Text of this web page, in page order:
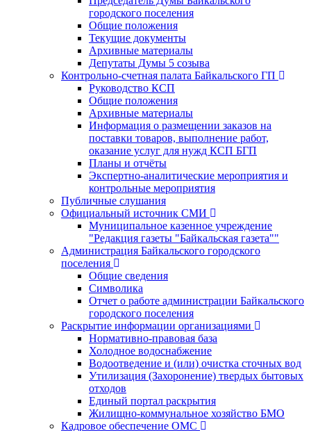
городского поселения
Общие положения
Текущие документы
Архивные материалы
Депутаты Думы 5 созыва
Контрольно-счетная палата Байкальского ГП
Руководство КСП
Общие положения
Архивные материалы
Информация о размещении заказов на
поставки товаров, выполнение работ,
оказание услуг для нужд КСП БГП
Планы и отчёты
Экспертно-аналитические мероприятия и
контрольные мероприятия
Публичные слушания
Официальный источник СМИ
Муниципальное казенное учреждение
"Редакция газеты "Байкальская газета""
Администрация Байкальского городского
поселения
Общие сведения
Символика
Отчет о работе администрации Байкальского
городского поселения
Раскрытие информации организациями
Нормативно-правовая база
Холодное водоснабжение
Водоотведение и (или) очистка сточных вод
Утилизация (Захоронение) твердых бытовых
отходов
Единый портал раскрытия
Жилищно-коммунальное хозяйство БМО
Кадровое обеспечение ОМС